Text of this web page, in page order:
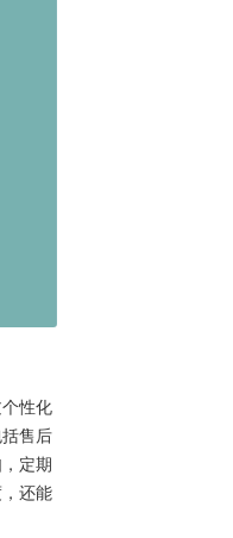
性化
售后
定期
还能